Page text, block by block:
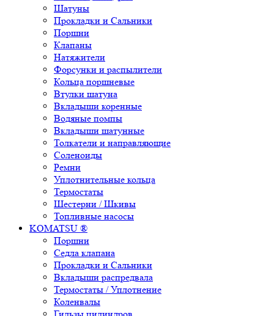
Шатуны
Прокладки и Сальники
Поршни
Клапаны
Натяжители
Форсунки и распылители
Кольца поршневые
Втулки шатуна
Вкладыши коренные
Водяные помпы
Вкладыши шатунные
Толкатели и направляющие
Соленоиды
Ремни
Уплотнительные кольца
Термостаты
Шестерни / Шкивы
Топливные насосы
KOMATSU ®
Поршни
Седла клапана
Прокладки и Сальники
Вкладыши распредвала
Термостаты / Уплотнение
Коленвалы